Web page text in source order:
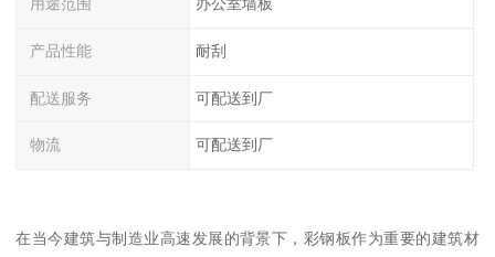
产品性能 耐刮
配送服务 可配送到厂
物流 可配送到厂
在当今建筑与制造业高速发展的背景下，彩钢板作为重要的建筑材